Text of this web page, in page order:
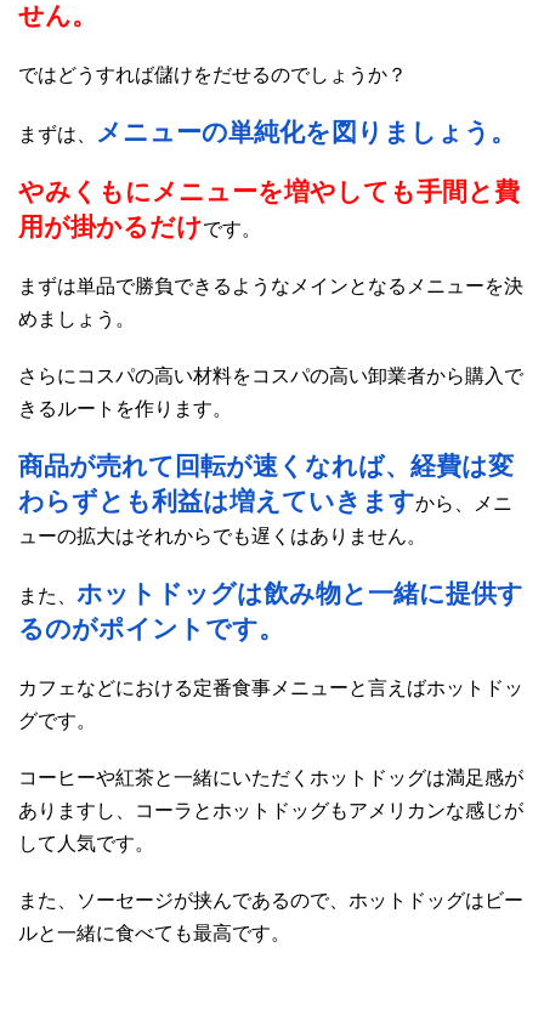
せん。
ではどうすれば儲けをだせるのでしょうか？
まずは、 メニューの単純化を図りましょう。
やみくもにメニューを増やしても手間と費
用が掛かるだけです。
まずは単品で勝負できるようなメインとなるメニューを決
めましょう。
さらにコスパの高い材料をコスパの高い卸業者から購入で
きるルートを作ります。
商品が売れて回転が速くなれば、経費は変
わらずとも利益は増えていきますから、メニ
ューの拡大はそれからでも遅くはありません。
また、 ホットドッグは飲み物と一緒に提供す
るのがポイントです。
カフェなどにおける定番食事メニューと言えばホットドッ
グです。
コーヒーや紅茶と一緒にいただくホットドッグは満足感が
ありますし、コーラとホットドッグもアメリカンな感じが
して人気です。
また、ソーセージが挟んであるので、ホットドッグはビー
ルと一緒に食べても最高です。